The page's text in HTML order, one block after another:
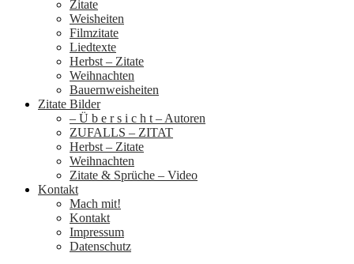
Zitate
Weisheiten
Filmzitate
Liedtexte
Herbst – Zitate
Weihnachten
Bauernweisheiten
Zitate Bilder
– Ü b e r s i c h t – Autoren
ZUFALLS – ZITAT
Herbst – Zitate
Weihnachten
Zitate & Sprüche – Video
Kontakt
Mach mit!
Kontakt
Impressum
Datenschutz